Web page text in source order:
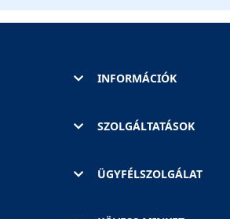
INFORMÁCIÓK
SZOLGÁLTATÁSOK
ÜGYFÉLSZOLGÁLAT